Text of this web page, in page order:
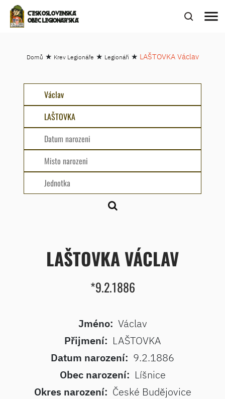
ČESKOSLOVENSKÁ
OBEC LEGIONÁŘSKÁ
menu
Domů ★ Krev Legionáře ★ Legionáři ★ LAŠTOVKA Václav
LAŠTOVKA VÁCLAV
*9.2.1886
Jméno: Václav
Přijmení: LAŠTOVKA
Datum narození: 9.2.1886
Obec narození: Líšnice
Okres narození: České Budějovice